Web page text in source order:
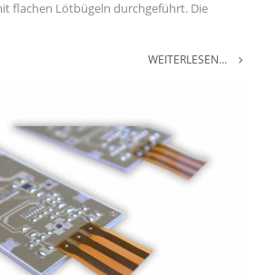
flachen Lötbügeln durchgeführt. Die
WEITERLESEN...